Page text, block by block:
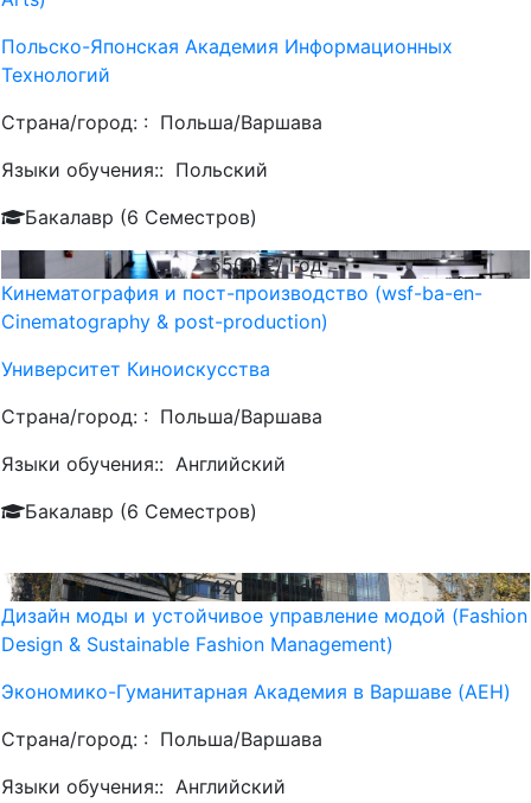
Польско-Японская Академия Информационных
Технологий
Страна/город: : Польша/Варшава
Языки обучения:: Польский
Бакалавр (6 Семестров)
5500€/ Год
Кинематография и пост-производство (wsf-ba-en-
Cinematography & post-production)
Университет Киноискусства
Страна/город: : Польша/Варшава
Языки обучения:: Английский
Бакалавр (6 Семестров)
4200 €/ Год
Дизайн моды и устойчивое управление модой (Fashion
Design & Sustainable Fashion Management)
Экономико-Гуманитарная Академия в Варшаве (AEH)
Страна/город: : Польша/Варшава
Языки обучения:: Английский